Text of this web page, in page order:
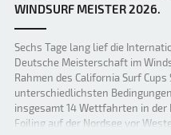
WINDSURF MEISTER 2026.
Sechs Tage lang lief die
Deutsche Meisterschaft im
Rahmen des California Surf Cups
unterschiedlichsten
insgesamt 14 Wettfahrten in der
Foiling auf der Nordsee vor